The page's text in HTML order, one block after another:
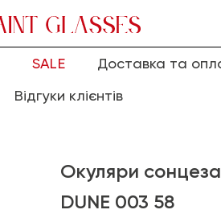
SALE Доставка та
Відгуки клієнтів
Окуляри
DUNE 003 58